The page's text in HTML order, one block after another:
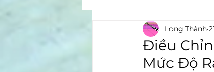
Canh tác và Sơ chế All
Điều
Mức Độ
Long Thành